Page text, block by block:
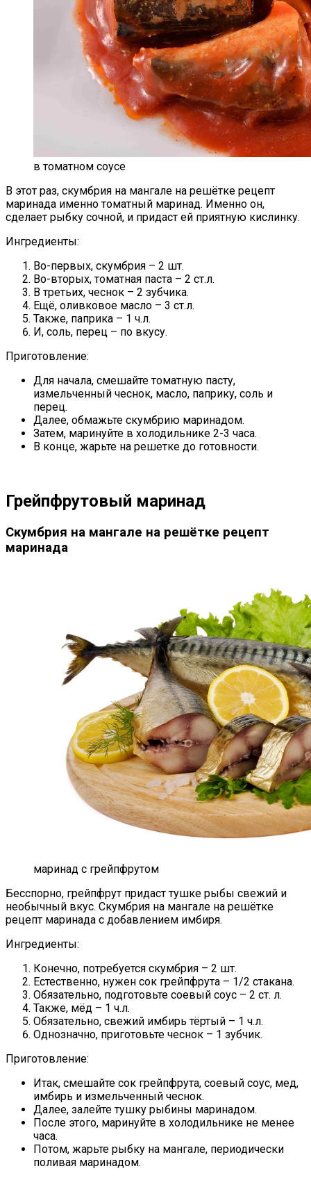
в томатном соусе
В этот раз, скумбрия на мангале на решётке рецепт
маринада именно томатный маринад. Именно он,
сделает рыбку сочной, и придаст ей приятную кислинку.
Ингредиенты:
Во-первых, скумбрия – 2 шт.
Во-вторых, томатная паста – 2 ст.л.
В третьих, чеснок – 2 зубчика.
Ещё, оливковое масло – 3 ст.л.
Также, паприка – 1 ч.л.
И, соль, перец – по вкусу.
Приготовление:
Для начала, смешайте томатную пасту,
измельченный чеснок, масло, паприку, соль и
перец.
Далее, обмажьте скумбрию маринадом.
Затем, маринуйте в холодильнике 2-3 часа.
В конце, жарьте на решетке до готовности.
Грейпфрутовый маринад
Скумбрия на мангале на решётке рецепт
маринада
маринад с грейпфрутом
Бесспорно, грейпфрут придаст тушке рыбы свежий и
необычный вкус. Скумбрия на мангале на решётке
рецепт маринада с добавлением имбиря.
Ингредиенты:
Конечно, потребуется скумбрия – 2 шт.
Естественно, нужен сок грейпфрута – 1/2 стакана.
Обязательно, подготовьте соевый соус – 2 ст. л.
Также, мёд – 1 ч.л.
Обязательно, свежий имбирь тёртый – 1 ч.л.
Однозначно, приготовьте чеснок – 1 зубчик.
Приготовление:
Итак, смешайте сок грейпфрута, соевый соус, мед,
имбирь и измельченный чеснок.
Далее, залейте тушку рыбины маринадом.
После этого, маринуйте в холодильнике не менее
часа.
Потом, жарьте рыбку на мангале, периодически
поливая маринадом.